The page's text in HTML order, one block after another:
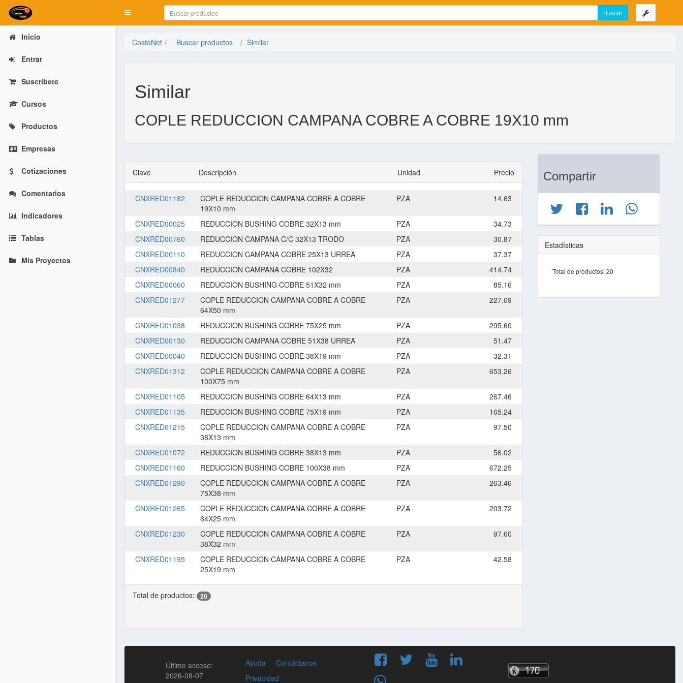
Mostrar menú
Inicio
Entrar
Suscríbete
Cursos
Productos
Empresas
Cotizaciones
Comentarios
Indicadores
Tablas
Mis Proyectos
CostoNet Buscar productos Similar
Similar
COPLE REDUCCION CAMPANA COBRE A COBRE 19X10 mm
Clave Descripción Unidad Precio
CNXRED01182
COPLE REDUCCION CAMPANA COBRE A COBRE
19X10 mm
PZA 14.63
CNXRED00025 REDUCCION BUSHING COBRE 32X13 mm PZA
34.73
CNXRED00760
REDUCCION CAMPANA C/C 32X13 TRODO PZA
30.87
CNXRED00110
REDUCCION CAMPANA COBRE 25X13 URREA PZA
37.37
CNXRED00840
REDUCCION CAMPANA COBRE 102X32 PZA
414.74
CNXRED00060
REDUCCION BUSHING COBRE 51X32 mm PZA
85.16
CNXRED01277
COPLE REDUCCION CAMPANA COBRE A COBRE
64X50 mm
PZA 227.09
CNXRED01038 REDUCCION BUSHING COBRE 75X25 mm PZA
295.60
CNXRED00130
REDUCCION CAMPANA COBRE 51X38 URREA PZA
51.47
CNXRED00040
REDUCCION BUSHING COBRE 38X19 mm PZA
32.31
CNXRED01312
COPLE REDUCCION CAMPANA COBRE A COBRE
100X75 mm
PZA 653.26
CNXRED01105 REDUCCION BUSHING COBRE 64X13 mm PZA
267.46
CNXRED01135
REDUCCION BUSHING COBRE 75X19 mm PZA
165.24
CNXRED01215
COPLE REDUCCION CAMPANA COBRE A COBRE
38X13 mm
PZA 97.50
CNXRED01072 REDUCCION BUSHING COBRE 38X13 mm PZA
56.02
CNXRED01160
REDUCCION BUSHING COBRE 100X38 mm PZA
672.25
CNXRED01290
COPLE REDUCCION CAMPANA COBRE A COBRE
75X38 mm
PZA 263.46
CNXRED01265
COPLE REDUCCION CAMPANA COBRE A COBRE
64X25 mm
PZA 203.72
CNXRED01230
COPLE REDUCCION CAMPANA COBRE A COBRE
38X32 mm
PZA 97.60
CNXRED01195
COPLE REDUCCION CAMPANA COBRE A COBRE
25X19 mm
PZA 42.58
Total de productos: 20
Compartir
Estadísticas
Total de productos:20
Último acceso:
2026-08-07
Ayuda
Contáctanos
Privacidad